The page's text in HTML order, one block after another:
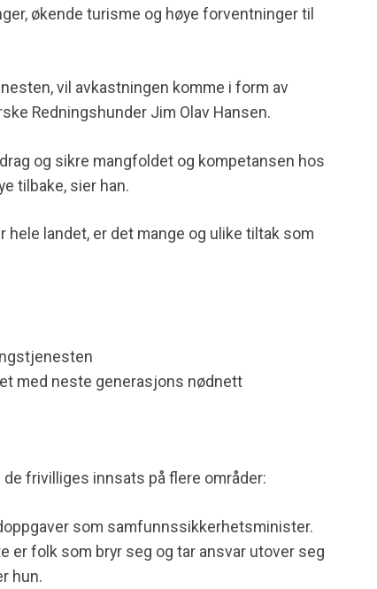
økende turisme og høye forventninger til
vil avkastningen komme i form av
Redningshunder Jim Olav Hansen.
og sikre mangfoldet og kompetansen hos
tilbake, sier han.
landet, er det mange og ulike tiltak som
med neste generasjons nødnett
de frivilliges innsats på flere områder:
som samfunnssikkerhetsminister.
er folk som bryr seg og tar ansvar utover seg
hun.